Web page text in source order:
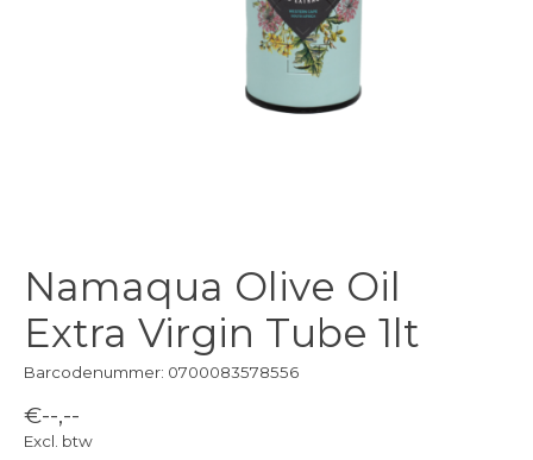
Namaqua Olive Oil
Extra Virgin Tube 1lt
Barcodenummer: 0700083578556
€--,--
Excl. btw